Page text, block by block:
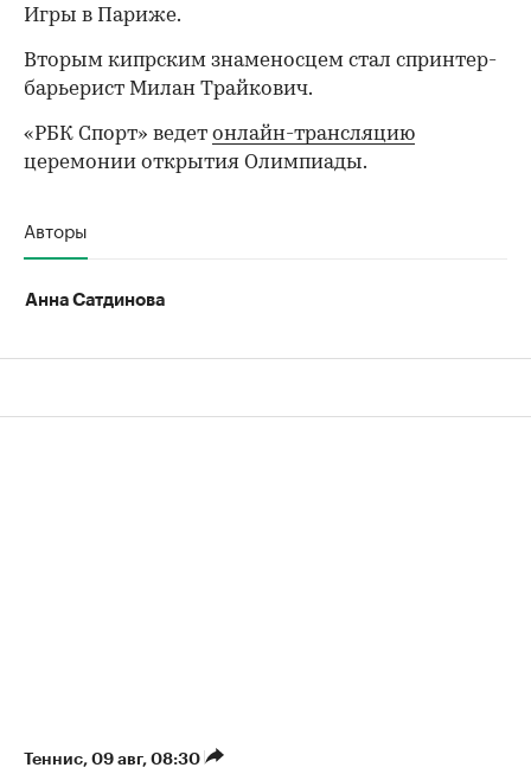
Игры в Париже.
Вторым кипрским знаменосцем стал спринтер-
барьерист Милан Трайкович.
«РБК Спорт» ведет онлайн-трансляцию
церемонии открытия Олимпиады.
Авторы
Анна Сатдинова
Теннис⁠, 09 авг, 08:30